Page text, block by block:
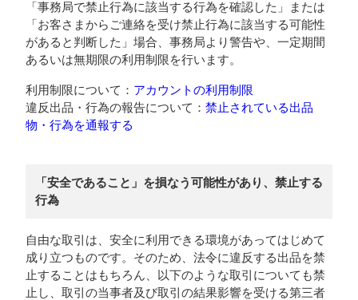
「事務局で禁止行為に該当する行為を確認した」または
「お客さまからご連絡を受け禁止行為に該当する可能性
があると判断した」場合、事務局より警告や、一定期間
あるいは無期限の利用制限を行います。
利用制限について： アカウントの利用制限
違反出品・行為の報告について： 禁止されている出品
物・行為を通報する
「安全であること」を損なう可能性があり、禁止する
行為
自由な取引は、安全に利用できる環境があってはじめて
成り立つものです。そのため、法令に違反する出品を禁
止することはもちろん、以下のような取引についても禁
止し、取引の当事者及び取引の結果影響を受ける第三者